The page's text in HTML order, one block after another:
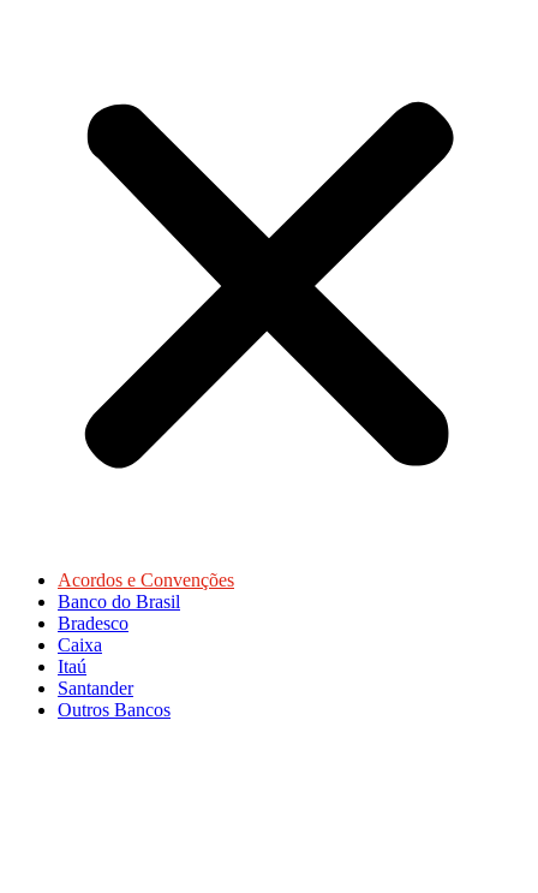
Acordos e Convenções
Banco do Brasil
Bradesco
Caixa
Itaú
Santander
Outros Bancos